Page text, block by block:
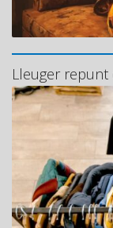
Lleuger repunt